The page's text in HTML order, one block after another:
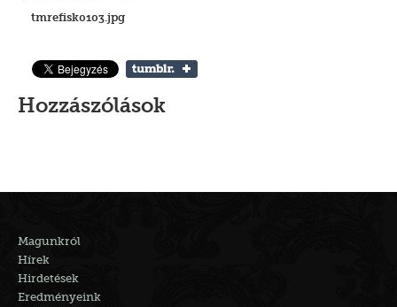
tmrefisk0103.jpg
Hozzászólások
Magunkról
Hírek
Hirdetések
Eredményeink